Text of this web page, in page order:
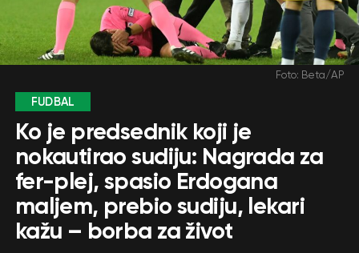
Foto: Beta/AP
FUDBAL
Ko je predsednik koji je
nokautirao sudiju: Nagrada za
fer-plej, spasio Erdogana
maljem, prebio sudiju, lekari
kažu – borba za život